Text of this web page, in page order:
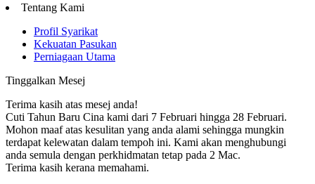
Tentang Kami
Profil Syarikat
Kekuatan Pasukan
Perniagaan Utama
Tinggalkan Mesej
Terima kasih atas mesej anda!
Cuti Tahun Baru Cina kami dari 7 Februari hingga 28 Februari.
Mohon maaf atas kesulitan yang anda alami sehingga mungkin
terdapat kelewatan dalam tempoh ini. Kami akan menghubungi
anda semula dengan perkhidmatan tetap pada 2 Mac.
Terima kasih kerana memahami.